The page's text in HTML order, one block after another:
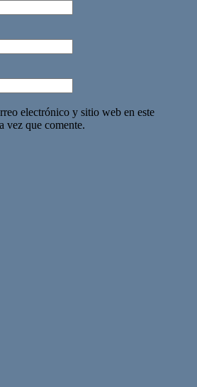
electrónico y sitio web en este
vez que comente.